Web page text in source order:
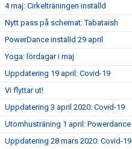
4 maj: Cirkelträningen inställd
Nytt pass på schemat: Tabataish
PowerDance inställd 29 april
Yoga: lördagar i maj
Uppdatering 19 april: Covid-19
Vi flyttar ut!
Uppdatering 3 april 2020: Covid-19
Utomhusträning 1 april: Powerdance
Uppdatering 28 mars 2020: Covid-19